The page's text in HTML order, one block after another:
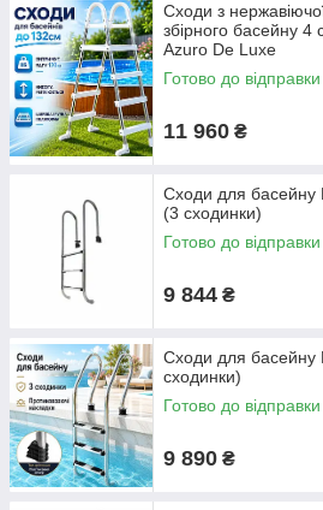
Сходи з
збірного басейну
Azuro De Luxe
Готово до відправки
11 960 ₴
Сходи для басейну
(3 сходинки)
Готово до відправки
9 844 ₴
Сходи для басейну
сходинки)
Готово до відправки
9 890 ₴